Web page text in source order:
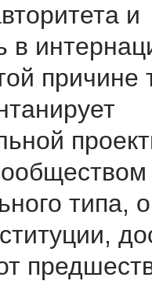
и
в
причине
типа,